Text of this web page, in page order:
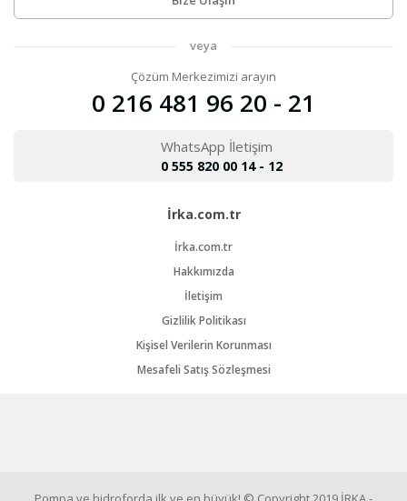
veya
Çözüm Merkezimizi arayın
0 216 481 96 20 - 21
WhatsApp İletişim
0 555 820 00 14 - 12
İrka.com.tr
İrka.com.tr
Hakkımızda
İletişim
Gizlilik Politikası
Kişisel Verilerin Korunması
Mesafeli Satış Sözleşmesi